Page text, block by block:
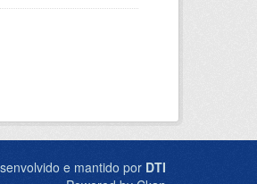
e mantido por DTI